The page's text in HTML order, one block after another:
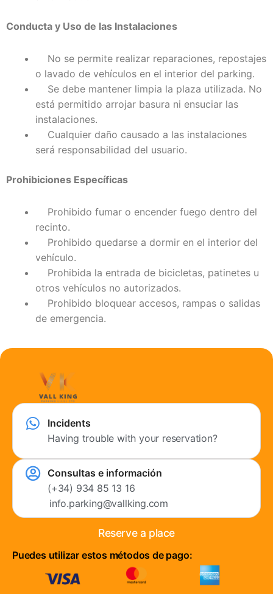
Conducta y Uso de las Instalaciones
No se permite realizar reparaciones, repostajes
o lavado de vehículos en el interior del parking.
Se debe mantener limpia la plaza utilizada. No
está permitido arrojar basura ni ensuciar las
instalaciones.
Cualquier daño causado a las instalaciones
será responsabilidad del usuario.
Prohibiciones Específicas
Prohibido fumar o encender fuego dentro del
recinto.
Prohibido quedarse a dormir en el interior del
vehículo.
Prohibida la entrada de bicicletas, patinetes u
otros vehículos no autorizados.
Prohibido bloquear accesos, rampas o salidas
de emergencia.
Incidents
Having trouble with your reservation?
Consultas e información
(+34) 934 85 13 16
info.parking@vallking.com
Reserve a place
Puedes utilizar estos métodos de pago: